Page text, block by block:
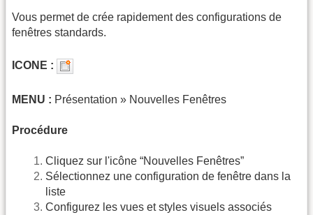
Vous permet de crée rapidement des configurations de
fenêtres standards.
ICONE :
MENU : Présentation » Nouvelles Fenêtres
Procédure
Cliquez sur l'icône “Nouvelles Fenêtres”
Sélectionnez une configuration de fenêtre dans la
liste
Configurez les vues et styles visuels associés